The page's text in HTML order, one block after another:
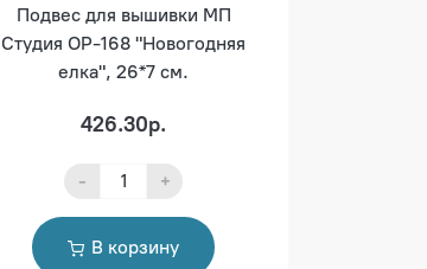
Подвес для вышивки МП
Студия ОР-168 "Новогодняя
елка", 26*7 см.
426.30р.
- +
В корзину